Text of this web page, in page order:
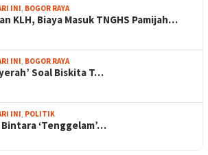
INI BOGOR RAYA
KLH, Biaya Masuk TNGHS Pamijah…
INI BOGOR RAYA
Soal Biskita T…
INI POLITIK
Bintara ‘Tenggelam’…